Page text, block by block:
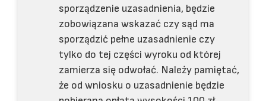
sporządzenie uzasadnienia, będzie
zobowiązana wskazać czy sąd ma
sporządzić pełne uzasadnienie czy
tylko do tej części wyroku od której
zamierza się odwołać. Należy pamiętać,
że od wniosku o uzasadnienie będzie